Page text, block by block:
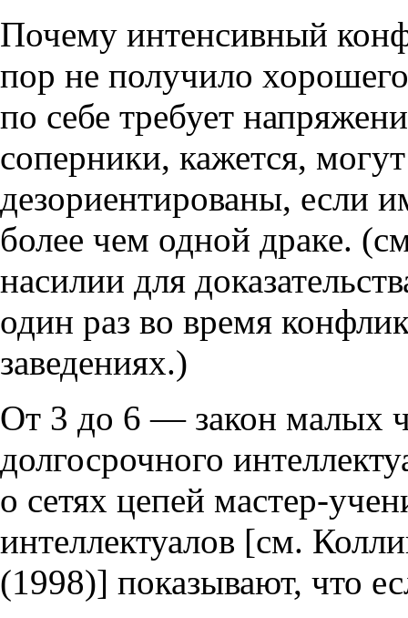
Почему интенсивный
пор не получило
по себе требует
соперники, кажется,
дезориентированы, если
более чем одной драке.
насилии для
один раз во время
заведениях.)
От 3 до 6 — закон малых
долгосрочного
о сетях цепей мастер-
интеллектуалов [см.
(1998)] показывают, что